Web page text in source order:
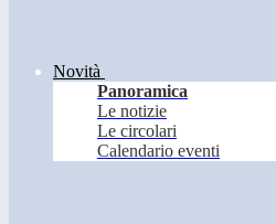
Novità
Panoramica
Le notizie
Le circolari
Calendario eventi